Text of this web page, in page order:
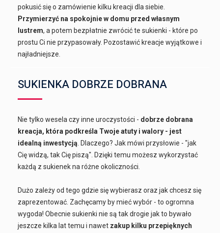
pokusić się o zamówienie kilku kreacji dla siebie.
Przymierzyć na spokojnie w domu przed własnym
lustrem, a potem bezpłatnie zwrócić te sukienki - które po
prostu Ci nie przypasowały. Pozostawić kreacje wyjątkowe i
najładniejsze.
SUKIENKA DOBRZE DOBRANA
Nie tylko wesela czy inne uroczystości - dobrze dobrana
kreacja, która podkreśla Twoje atuty i walory - jest
idealną inwestycją . Dlaczego? Jak mówi przysłowie - "jak
Cię widzą, tak Cię piszą". Dzięki temu możesz wykorzystać
każdą z sukienek na różne okoliczności.
Dużo zależy od tego gdzie się wybierasz oraz jak chcesz się
zaprezentować. Zachęcamy by mieć wybór - to ogromna
wygoda! Obecnie sukienki nie są tak drogie jak to bywało
jeszcze kilka lat temu i nawet zakup kilku przepięknych